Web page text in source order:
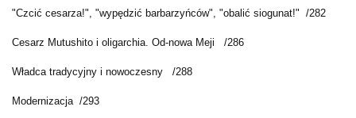
"Czcić cesarza!", "wypędzić barbarzyńców", "obalić siogunat!" /282
Cesarz Mutushito i oligarchia. Od-nowa Meji /286
Władca tradycyjny i nowoczesny /288
Modernizacja /293